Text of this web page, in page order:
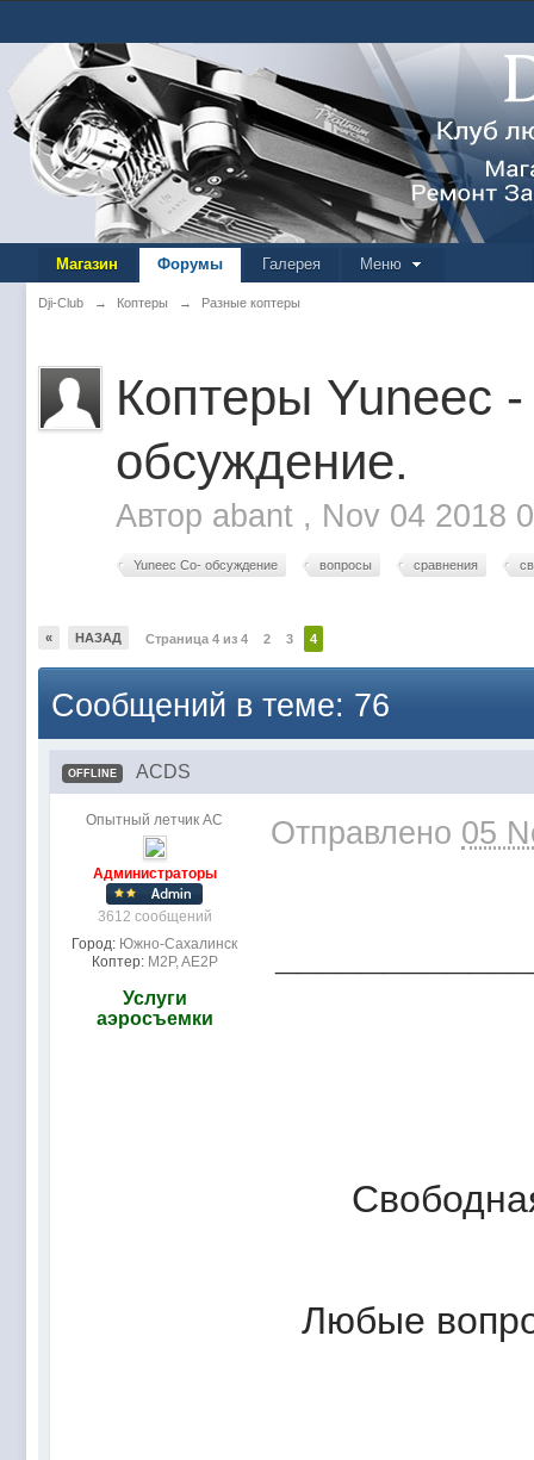
Магазин Форумы Галерея Меню
Dji-Club → Коптеры → Разные коптеры
Коптеры Yuneec
обсуждение.
Автор abant , Nov 04 2018
Yuneec Co- обсуждение вопросы сравнения
« НАЗАД Страница 4 из 4 2 3 4
Сообщений в теме: 76
OFFLINE ACDS
Опытный летчик АС
Администраторы
3612 сообщений
Город: Южно-Сахалинск
Коптер: M2P, AE2P
Услуги
аэросъемки
Отправлено 05
Любые